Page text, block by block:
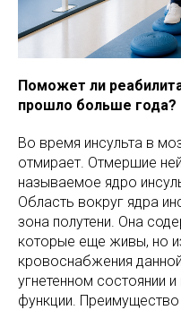
Поможет ли
прошло больше года?
Во время инсульта в
отмирает. Отмершие
называемое ядро
Область вокруг ядра
зона полутени. Она
которые еще живы, но
кровоснабжения
угнетенном состоянии
функции.